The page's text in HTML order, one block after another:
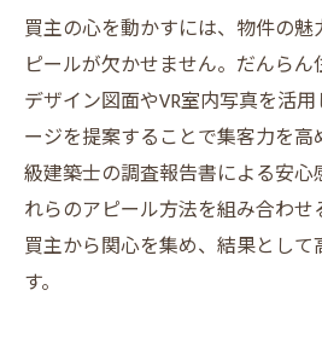
買主の心を動かすには、物件の
ピールが欠かせません。だんら
デザイン図面やVR室内写真を活
ージを提案することで集客力を
級建築士の調査報告書による安
れらのアピール方法を組み合わ
買主から関心を集め、結果とし
す。